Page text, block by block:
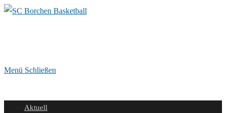
Zum
Menü Schließen
Aktuell